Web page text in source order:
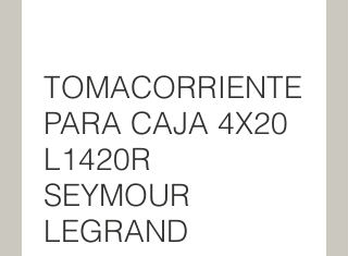
TOMACORRIENTE
PARA CAJA 4X20
L1420R
SEYMOUR
LEGRAND